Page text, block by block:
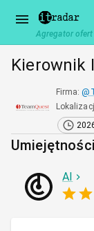
Agregator
Kierownik
Firma: @
AI